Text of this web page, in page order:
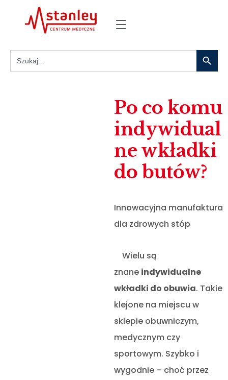
Search
for:
Po co komu
indywidual
ne wkładki
do butów?
Innowacyjna manufaktura
dla zdrowych stóp
Wielu są
znane indywidualne
wkładki do obuwia. Takie
klejone na miejscu w
sklepie obuwniczym,
medycznym czy
sportowym. Szybko i
wygodnie – choć przez